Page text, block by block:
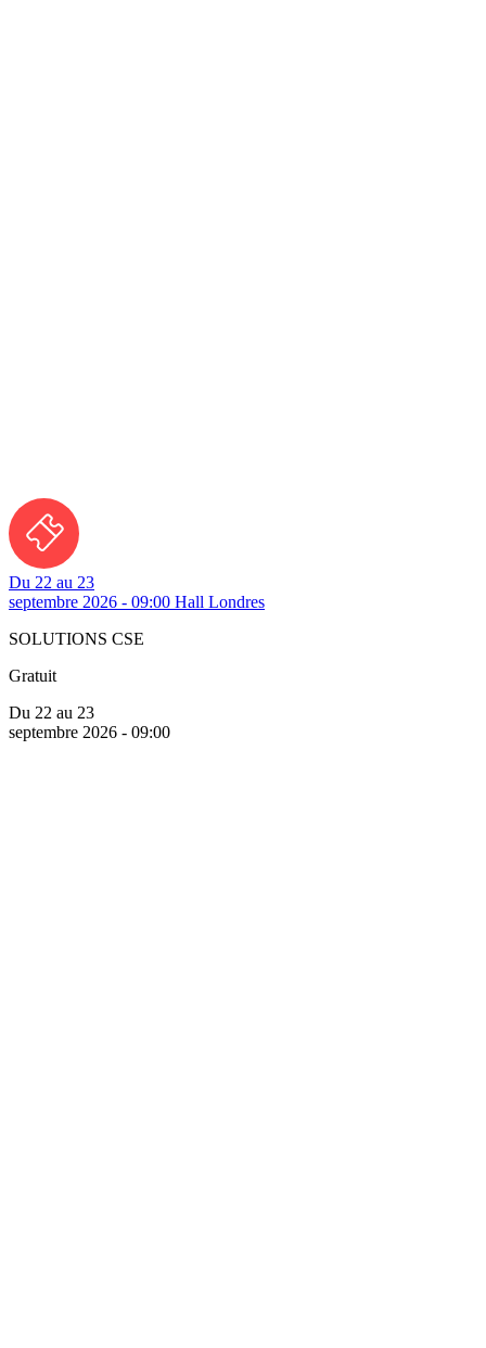
Du 22 au 23
septembre 2026 - 09:00 Hall Londres
SOLUTIONS CSE
Gratuit
Du 22 au 23
septembre 2026 - 09:00